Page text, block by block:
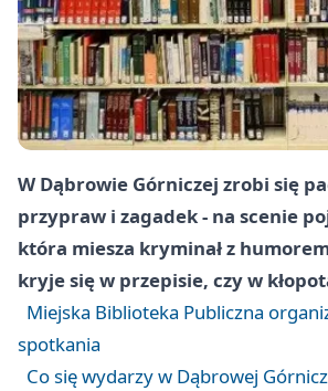
W Dąbrowie Górniczej zrobi się
przypraw i zagadek - na scenie
która miesza kryminał z
kryje się w przepisie, czy w
Miejska Biblioteka Publiczna
spotkania
Co się wydarzy w Dąbrowej